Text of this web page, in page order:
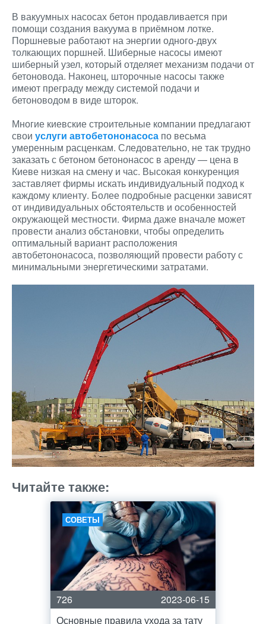
В вакуумных насосах бетон продавливается при
помощи создания вакуума в приёмном лотке.
Поршневые работают на энергии одного-двух
толкающих поршней. Шиберные насосы имеют
шиберный узел, который отделяет механизм подачи от
бетоновода. Наконец, шторочные насосы также
имеют преграду между системой подачи и
бетоноводом в виде шторок.
Многие киевские строительные компании предлагают
свои услуги автобетононасоса по весьма
умеренным расценкам. Следовательно, не так трудно
заказать с бетоном бетононасос в аренду — цена в
Киеве низкая на смену и час. Высокая конкуренция
заставляет фирмы искать индивидуальный подход к
каждому клиенту. Более подробные расценки зависят
от индивидуальных обстоятельств и особенностей
окружающей местности. Фирма даже вначале может
провести анализ обстановки, чтобы определить
оптимальный вариант расположения
автобетононасоса, позволяющий провести работу с
минимальными энергетическими затратами.
Читайте также:
СОВЕТЫ
726
2023-06-15
Основные правила ухода за тату